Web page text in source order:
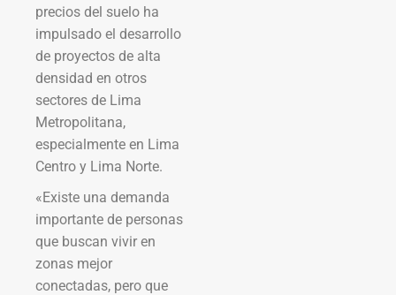
precios del suelo ha
impulsado el desarrollo
de proyectos de alta
densidad en otros
sectores de Lima
Metropolitana,
especialmente en Lima
Centro y Lima Norte.
«Existe una demanda
importante de personas
que buscan vivir en
zonas mejor
conectadas, pero que